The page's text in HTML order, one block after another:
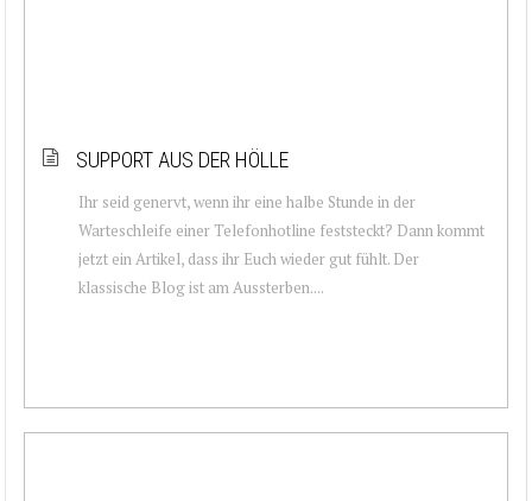
SUPPORT AUS DER HÖLLE
Ihr seid genervt, wenn ihr eine halbe Stunde in der
Warteschleife einer Telefonhotline feststeckt? Dann kommt
jetzt ein Artikel, dass ihr Euch wieder gut fühlt. Der
klassische Blog ist am Aussterben....